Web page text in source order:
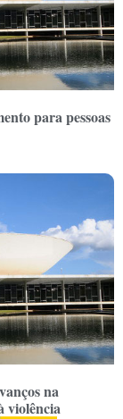
para pessoas
na
violência